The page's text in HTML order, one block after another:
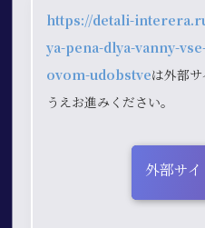
https://detali-
ya-pena-dlya-vanny-
ovom-udobstveは外部
うえお進みください。
外部サ